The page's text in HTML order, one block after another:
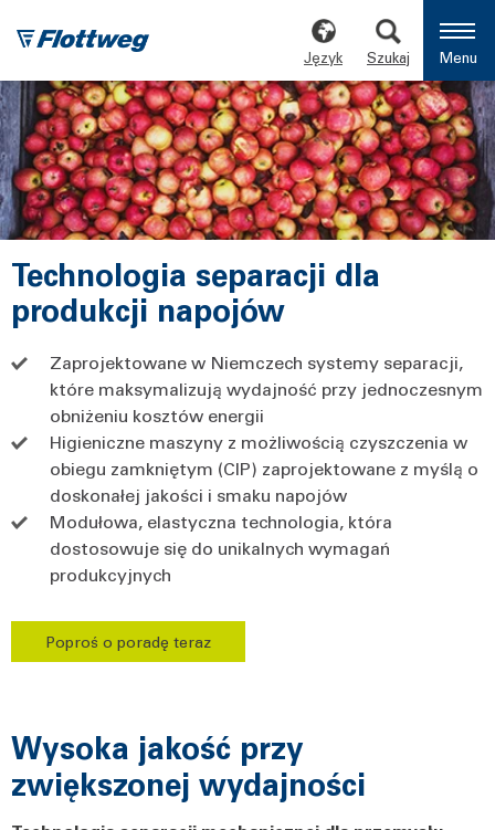
Język Szukaj Menu
Technologia separacji dla
produkcji napojów
Zaprojektowane w Niemczech systemy separacji,
które maksymalizują wydajność przy jednoczesnym
obniżeniu kosztów energii
Higieniczne maszyny z możliwością czyszczenia w
obiegu zamkniętym (CIP) zaprojektowane z myślą o
doskonałej jakości i smaku napojów
Modułowa, elastyczna technologia, która
dostosowuje się do unikalnych wymagań
produkcyjnych
Poproś o poradę teraz
Wysoka jakość przy
zwiększonej wydajności